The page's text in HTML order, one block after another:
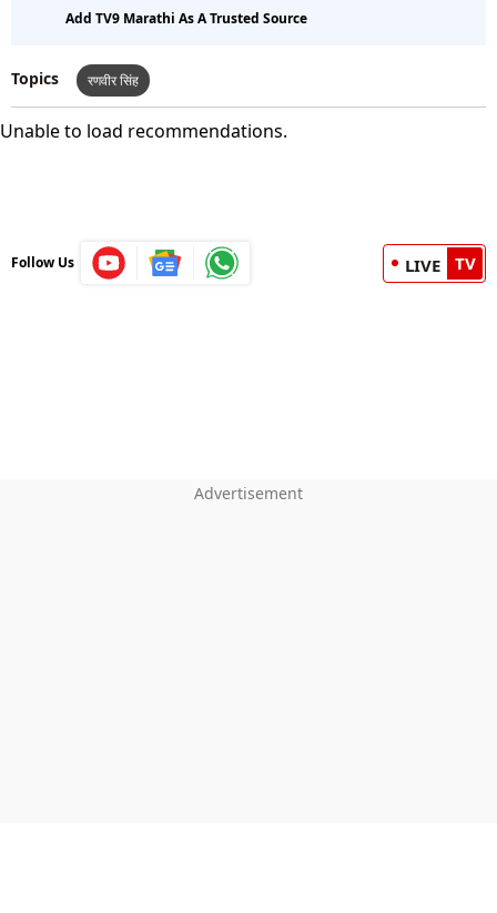
Add TV9 Marathi As A Trusted Source
Topics रणवीर सिंह
Unable to load recommendations.
Follow Us LIVE TV